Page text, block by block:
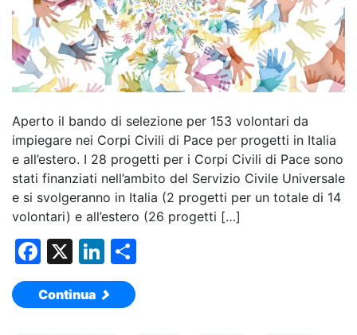
Aperto il bando di selezione per 153 volontari da
impiegare nei Corpi Civili di Pace per progetti in Italia
e all’estero. I 28 progetti per i Corpi Civili di Pace sono
stati finanziati nell’ambito del Servizio Civile Universale
e si svolgeranno in Italia (2 progetti per un totale di 14
volontari) e all’estero (26 progetti […]
F
a
c
X
Li
n
k
Continua